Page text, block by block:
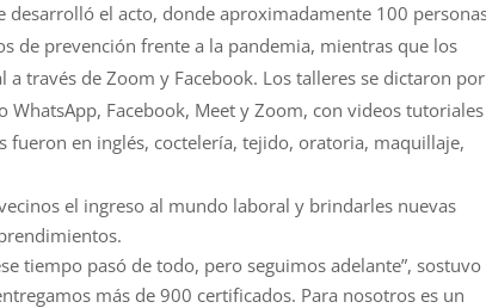
desarrolló el acto, donde aproximadamente 100
de prevención frente a la pandemia, mientras que los
través de Zoom y Facebook. Los talleres se dictaron por
Facebook, Meet y Zoom, con videos tutoriales
fueron en inglés, coctelería, tejido, oratoria, maquillaje,
el ingreso al mundo laboral y brindarles nuevas
tiempo pasó de todo, pero seguimos adelante”, sostuvo
más de 900 certificados. Para nosotros es un